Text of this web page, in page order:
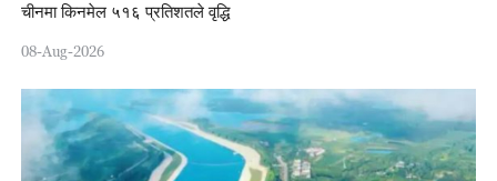
चीनमा किनमेल ५१६ प्रतिशतले वृद्धि
08-Aug-2026